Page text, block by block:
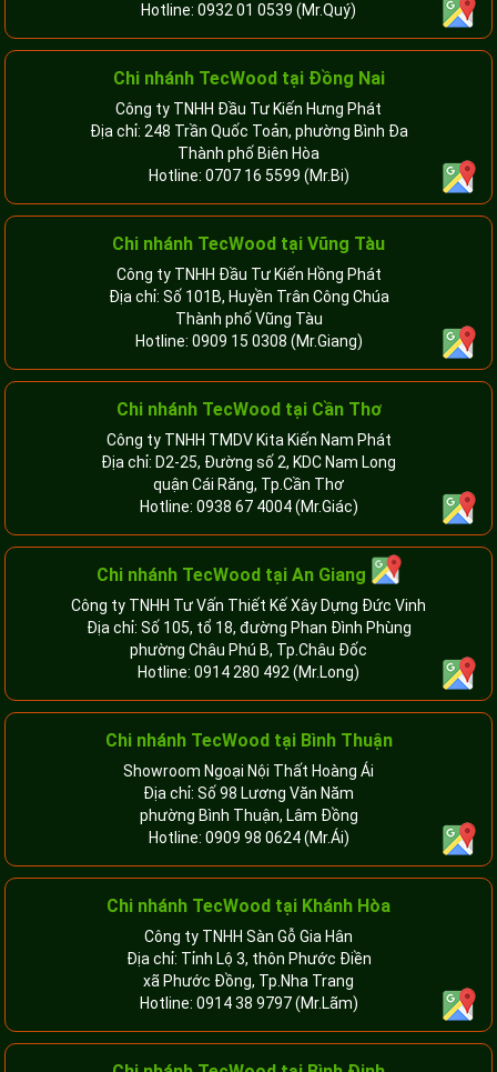
Hotline: 0932 01 0539 (Mr.Quý)
Chi nhánh TecWood tại Đồng Nai
Công ty TNHH Đầu Tư Kiến Hưng Phát
Địa chỉ: 248 Trần Quốc Toản, phường Bình Đa
Thành phố Biên Hòa
Hotline: 0707 16 5599 (Mr.Bi)
Chi nhánh TecWood tại Vũng Tàu
Công ty TNHH Đầu Tư Kiến Hồng Phát
Địa chỉ: Số 101B, Huyền Trân Công Chúa
Thành phố Vũng Tàu
Hotline: 0909 15 0308 (Mr.Giang)
Chi nhánh TecWood tại Cần Thơ
Công ty TNHH TMDV Kita Kiến Nam Phát
Địa chỉ: D2-25, Đường số 2, KDC Nam Long
quận Cái Răng, Tp.Cần Thơ
Hotline: 0938 67 4004(Mr.Giác)
Chi nhánh TecWood tại An Giang
Công ty TNHH Tư Vấn Thiết Kế Xây Dựng Đức Vinh
Địa chỉ: Số 105, tổ 18, đường Phan Đình Phùng
phường Châu Phú B, Tp.Châu Đốc
Hotline: 0914 280 492 (Mr.Long)
Chi nhánh TecWood tại Bình Thuận
Showroom Ngoại Nội Thất Hoàng Ái
Địa chỉ: Số 98 Lương Văn Năm
phường Bình Thuận, Lâm Đồng
Hotline: 0909 98 0624(Mr.Ái)
Chi nhánh TecWood tại Khánh Hòa
Công ty TNHH Sàn Gỗ Gia Hân
Địa chỉ: Tỉnh Lộ 3, thôn Phước Điền
xã Phước Đồng, Tp.Nha Trang
Hotline: 0914 38 9797(Mr.Lãm)